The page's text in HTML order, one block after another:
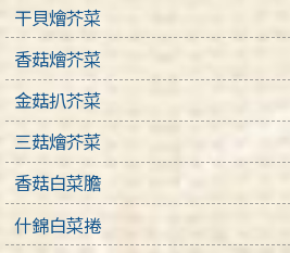
干貝燴芥菜
香菇燴芥菜
金菇扒芥菜
三菇燴芥菜
香菇白菜膽
什錦白菜捲